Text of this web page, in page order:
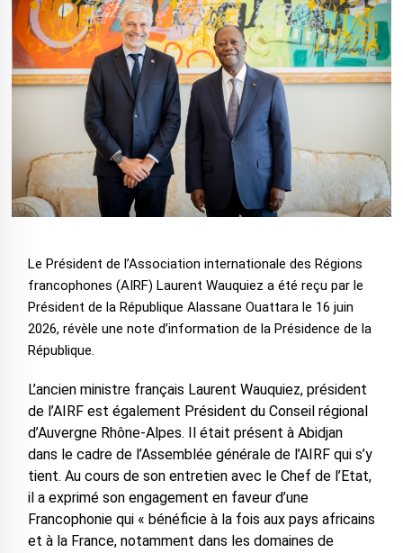
Le Président de l’Association internationale des Régions
francophones (AIRF) Laurent Wauquiez a été reçu par le
Président de la République Alassane Ouattara le 16 juin
2026, révèle une note d’information de la Présidence de la
République.
L’ancien ministre français Laurent Wauquiez, président
de l’AIRF est également Président du Conseil régional
d’Auvergne Rhône-Alpes. Il était présent à Abidjan
dans le cadre de l’Assemblée générale de l’AIRF qui s’y
tient. Au cours de son entretien avec le Chef de l’Etat,
il a exprimé son engagement en faveur d’une
Francophonie qui « bénéficie à la fois aux pays africains
et à la France, notamment dans les domaines de